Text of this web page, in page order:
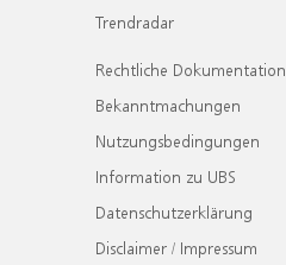
Trendradar
Rechtliche Dokumentation
Bekanntmachungen
Nutzungsbedingungen
Information zu UBS
Datenschutzerklärung
Disclaimer / Impressum